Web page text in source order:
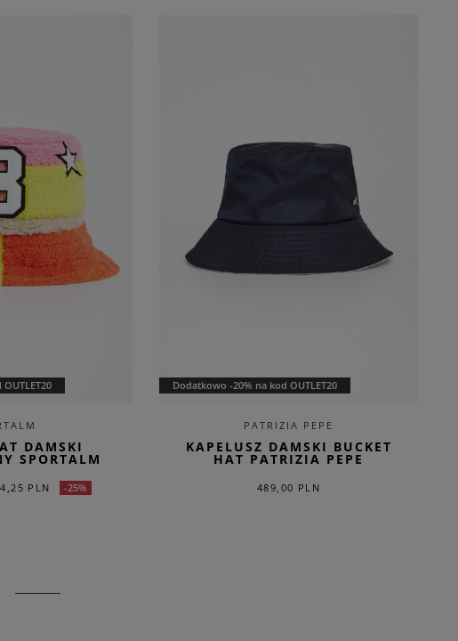
DAMSKI
SPORTALM
PLN -25%
Dodatkowo -20% na kod OUTLET20
PATRIZIA PEPE
KAPELUSZ DAMSKI BUCKET
HAT PATRIZIA PEPE
489,00 PLN